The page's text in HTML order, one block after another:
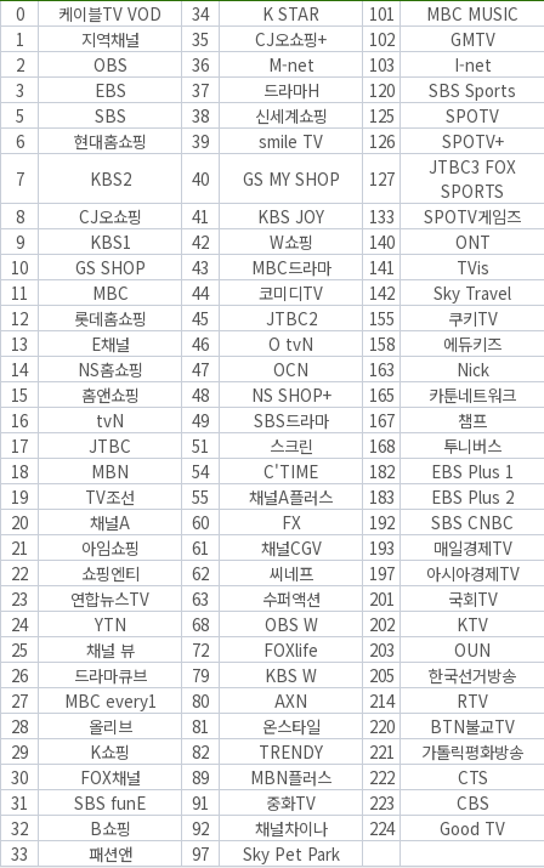
0
케이블TV VOD 34 K STAR 101
MBC MUSIC
1
지역채널 35 CJ오쇼핑+ 102
GMTV
2
OBS 36 M-net 103
I-net
3
EBS 37 드라마H 120
SBS Sports
5
SBS 38 신세계쇼핑 125
SPOTV
6
현대홈쇼핑 39 smile TV 126
SPOTV+
7
KBS2 40 GS MY SHOP 127
JTBC3 FOX
SPORTS
8
CJ오쇼핑 41 KBS JOY 133
SPOTV게임즈
9
KBS1 42 W쇼핑 140
ONT
10
GS SHOP 43 MBC드라마 141
TVis
11
MBC 44 코미디TV 142
Sky Travel
12
롯데홈쇼핑 45 JTBC2 155
쿠키TV
13
E채널 46 O tvN 158
에듀키즈
14
NS홈쇼핑 47 OCN 163
Nick
15
홈앤쇼핑 48 NS SHOP+ 165
카툰네트워크
16
tvN 49 SBS드라마 167
챔프
17
JTBC 51 스크린 168
투니버스
18
MBN 54 C'TIME 182
EBS Plus 1
19
TV조선 55 채널A플러스 183
EBS Plus 2
20
채널A 60 FX 192
SBS CNBC
21
아임쇼핑 61 채널CGV 193
매일경제TV
22
쇼핑엔티 62 씨네프 197
아시아경제TV
23
연합뉴스TV 63 수퍼액션 201
국회TV
24
YTN 68 OBS W 202
KTV
25
채널 뷰 72 FOXlife 203
OUN
26
드라마큐브 79 KBS W 205
한국선거방송
27
MBC every1 80 AXN 214
RTV
28
올리브 81 온스타일 220
BTN불교TV
29
K쇼핑 82 TRENDY 221
가톨릭평화방송
30
FOX채널 89 MBN플러스 222
CTS
31
SBS funE 91 중화TV 223
CBS
32
B쇼핑 92 채널차이나 224
Good TV
33
패션앤 97 Sky Pet Park